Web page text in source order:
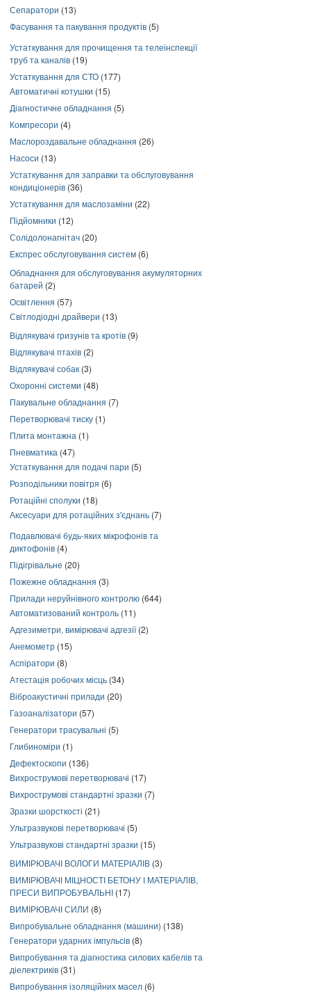
Сепаратори (13)
Фасування та пакування продуктів (5)
Устаткування для прочищення та телеінспекції
труб та каналів (19)
Устаткування для СТО (177)
Автоматичні котушки (15)
Діагностичне обладнання (5)
Компресори (4)
Маслороздавальне обладнання (26)
Насоси (13)
Устаткування для заправки та обслуговування
кондиціонерів (36)
Устаткування для маслозаміни (22)
Підйомники (12)
Солідолонагнітач (20)
Експрес обслуговування систем (6)
Обладнання для обслуговування акумуляторних
батарей (2)
Освітлення (57)
Світлодіодні драйвери (13)
Відлякувачі гризунів та кротів (9)
Відлякувачі птахів (2)
Відлякувачі собак (3)
Охоронні системи (48)
Пакувальне обладнання (7)
Перетворювачі тиску (1)
Плита монтажна (1)
Пневматика (47)
Устаткування для подачі пари (5)
Розподільники повітря (6)
Ротаційні сполуки (18)
Аксесуари для ротаційних з'єднань (7)
Подавлювачі будь-яких мікрофонів та
диктофонів (4)
Підігрівальне (20)
Пожежне обладнання (3)
Прилади неруйнівного контролю (644)
Автоматизований контроль (11)
Адгезиметри, вимірювачі адгезії(2)
Анемометр (15)
Аспіратори (8)
Атестація робочих місць (34)
Віброакустичні прилади (20)
Газоаналізатори (57)
Генератори трасувальні (5)
Глибиноміри (1)
Дефектоскопи (136)
Вихрострумові перетворювачі (17)
Вихрострумові стандартні зразки (7)
Зразки шорсткості (21)
Ультразвукові перетворювачі (5)
Ультразвукові стандартні зразки (15)
ВИМІРЮВАЧІ ВОЛОГИ МАТЕРІАЛІВ (3)
ВИМІРЮВАЧІ МІЦНОСТІ БЕТОНУ І МАТЕРІАЛІВ,
ПРЕСИ ВИПРОБУВАЛЬНІ (17)
ВИМІРЮВАЧІ СИЛИ (8)
Випробувальне обладнання (машини) (138)
Генератори ударних імпульсів (8)
Випробування та діагностика силових кабелів та
діелектриків (31)
Випробування ізоляційних масел (6)